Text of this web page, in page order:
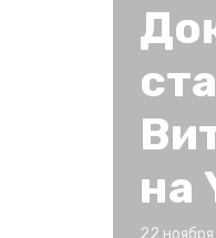
на
22